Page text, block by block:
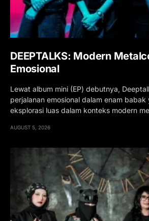
DEEPTALKS: Modern
Emosional
Lewat album mini (EP) debutnya,
perjalanan emosional dalam enam babak
eksplorasi luas dalam konteks modern
AUGUST 5, 2026